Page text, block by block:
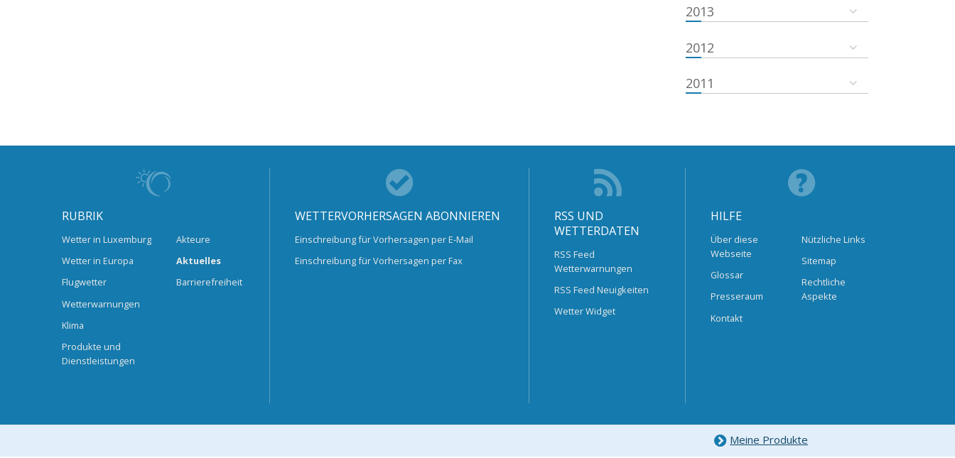
2013
2012
2011
RUBRIK
Wetter in Luxemburg
Wetter in Europa
Flugwetter
Wetterwarnungen
Klima
Produkte und
Dienstleistungen
Akteure
Aktuelles
Barrierefreiheit
WETTERVORHERSAGEN ABONNIEREN
Einschreibung für Vorhersagen per E-Mail
Einschreibung für Vorhersagen per Fax
RSS UND
WETTERDATEN
RSS Feed
Wetterwarnungen
RSS Feed Neuigkeiten
Wetter Widget
HILFE
Über diese
Webseite
Glossar
Presseraum
Kontakt
Nützliche Links
Sitemap
Rechtliche
Aspekte
Meine Produkte